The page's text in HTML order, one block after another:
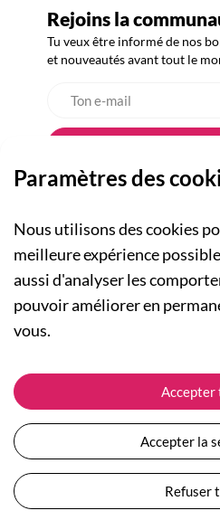
Rejoins la
Tu veux être informé de nos
et nouveautés avant tout le
A PROPOS
Qui sommes-nous ?
Actualités
Nos engagements
Plan du site
Devenir revendeur
Collection Femme
Collection Enfants
Les Totebags
Nos différents
ASSISTANCE
Suivre ma
Expédition et
Retour et
Moyens de paiement
Questions /
Conditions générales de vente
Paramètres des
Nous utilisons des cookies
meilleure expérience
aussi d'analyser les
pouvoir améliorer en
vous.
Accepter
Accepter la
Refuser